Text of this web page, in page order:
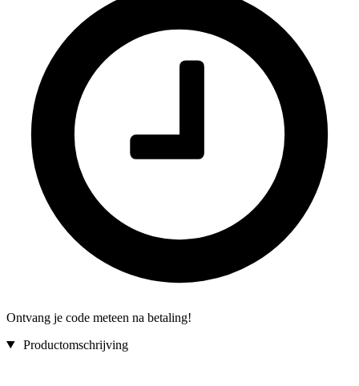
Ontvang je code meteen na betaling!
Productomschrijving